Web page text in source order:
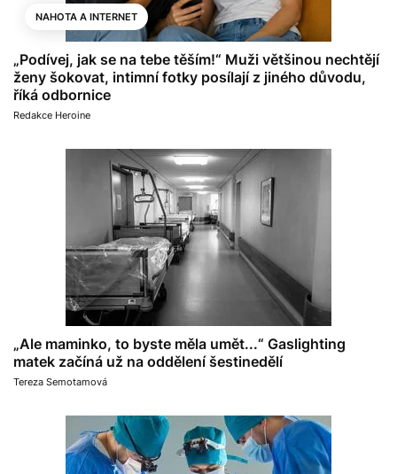
NAHOTA A INTERNET
„Podívej, jak se na tebe těším!“ Muži většinou nechtějí
ženy šokovat, intimní fotky posílají z jiného důvodu,
říká odbornice
Redakce Heroine
„Ale maminko, to byste měla umět...“ Gaslighting
matek začíná už na oddělení šestinedělí
Tereza Semotamová